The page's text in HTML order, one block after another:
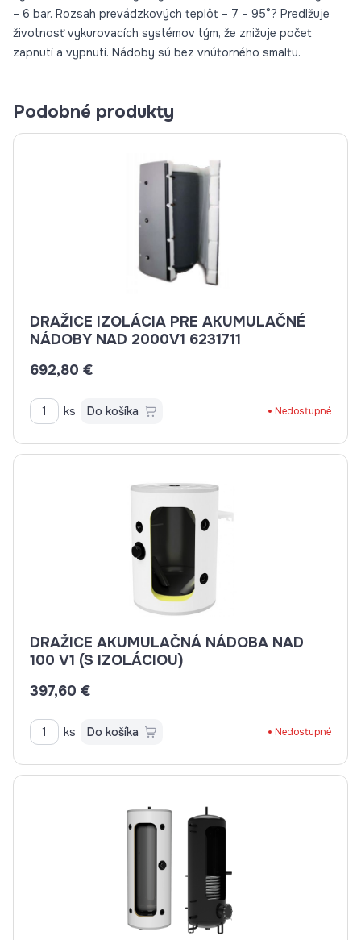
– 6 bar. Rozsah prevádzkových teplôt – 7 – 95°? Predlžuje
životnosť vykurovacích systémov tým, že znižuje počet
zapnutí a vypnutí. Nádoby sú bez vnútorného smaltu.
Podobné produkty
DRAŽICE IZOLÁCIA PRE AKUMULAČNÉ
NÁDOBY NAD 2000V1 6231711
692,80 €
ks Do košíka Nedostupné
DRAŽICE AKUMULAČNÁ NÁDOBA NAD
100 V1 (S IZOLÁCIOU)
397,60 €
ks Do košíka Nedostupné